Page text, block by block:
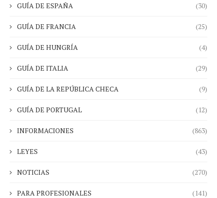
GUÍA DE ESPAÑA (30)
GUÍA DE FRANCIA (25)
GUÍA DE HUNGRÍA (4)
GUÍA DE ITALIA (29)
GUÍA DE LA REPÚBLICA CHECA (9)
GUÍA DE PORTUGAL (12)
INFORMACIONES (863)
LEYES (43)
NOTICIAS (270)
PARA PROFESIONALES (141)